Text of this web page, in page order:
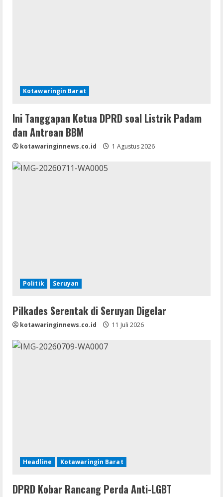
Kotawaringin Barat
Ini Tanggapan Ketua DPRD soal Listrik Padam
dan Antrean BBM
kotawaringinnews.co.id 1 Agustus 2026
Politik Seruyan
Pilkades Serentak di Seruyan Digelar
kotawaringinnews.co.id 11 Juli 2026
Headline Kotawaringin Barat
DPRD Kobar Rancang Perda Anti-LGBT